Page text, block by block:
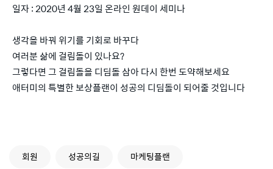
일자 : 2020년 4월 23일 온라인 원데이 세미나
생각을 바꿔 위기를 기회로 바꾸다
여러분 삶에 걸림돌이 있나요?
그렇다면 그 걸림돌을 디딤돌 삼아 다시 한번 도약해보세요
애터미의 특별한 보상플랜이 성공의 디딤돌이 되어줄 것입니다
회원 성공의길
마케팅플랜